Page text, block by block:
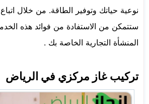
نوعية حياتك وتوفير الطاقة. من خلال
ستتمكن من الاستفادة من فوائد هذه
المنشأة التجارية الخاصة بك .
تركيب غاز مركزي في الرياض